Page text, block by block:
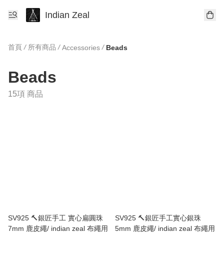
Indian Zeal
首頁 / 所有商品 / Accessories / Beads
Beads
15項 商品
SV925 🔨銀匠手工 實心扁圓珠
7mm 鹿皮繩/ indian zeal 布繩用
SV925 🔨銀匠手工實心銀珠
5mm 鹿皮繩/ indian zeal 布繩用